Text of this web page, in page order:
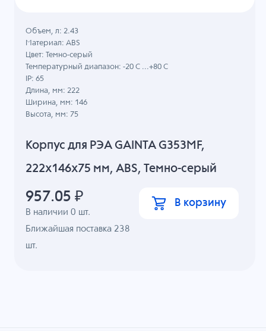
Корпус для РЭА GAINTA G353MF,
222x146x75 мм, ABS, Темно-серый
В наличии0 шт.
Ближайшая поставка 238
шт.
Объем, л: 2.43
Материал: ABS
Цвет: Темно-серый
Температурный диапазон: -20 C ...+80 C
IP: 65
Длина, мм: 222
Ширина, мм: 146
Высота, мм: 75
957.05 ₽ В корзину